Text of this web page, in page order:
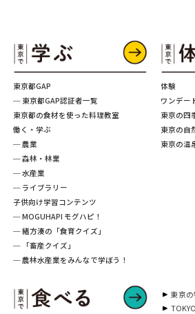
東京都GAP
─ 東京都GAP認証者一覧
東京都の食材を使った料理教室
働く・学ぶ
─ 農業
─ 森林・林業
─ 水産業
─ ライブラリー
子供向け学習コンテンツ
─ MOGUHAPI モグハピ！
─ 緒方湊の「食育クイズ」
─ 「畜産クイズ」
─ 農林水産業をみんなで学ぼう！
体験
ワンデー
東京の四
東京の自
東京の温
東京